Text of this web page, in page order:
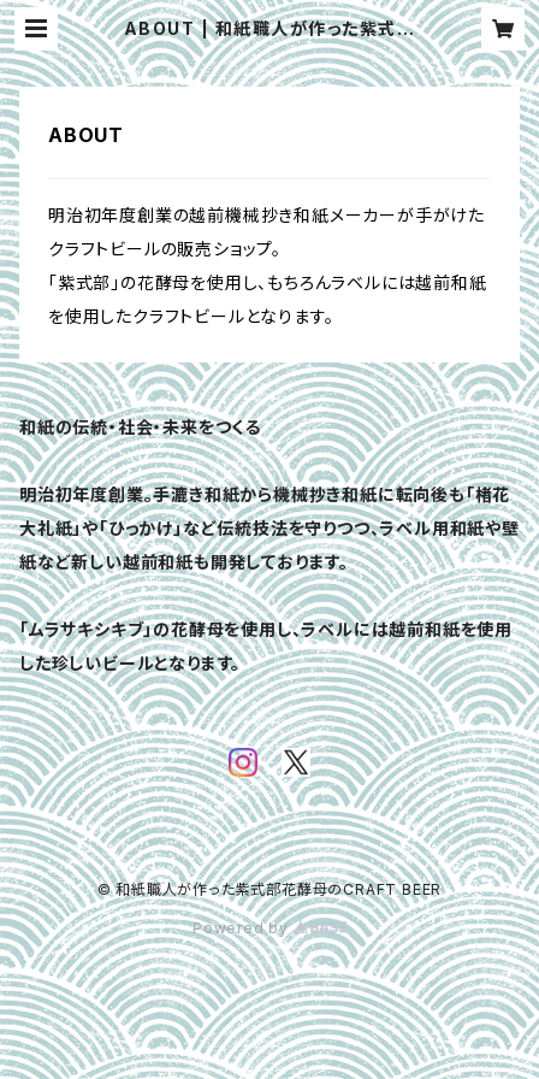
ABOUT | 和紙職人が作った紫式部
花酵母のCRAFT BEER
ABOUT
明治初年度創業の越前機械抄き和紙メーカーが手がけた
クラフトビールの販売ショップ。
「紫式部」の花酵母を使用し、もちろんラベルには越前和紙
を使用したクラフトビールとなります。
和紙の伝統・社会・未来をつくる
明治初年度創業。手漉き和紙から機械抄き和紙に転向後も「楮花
大礼紙」や「ひっかけ」など伝統技法を守りつつ、ラベル用和紙や壁
紙など新しい越前和紙も開発しております。
「ムラサキシキブ」の花酵母を使用し、ラベルには越前和紙を使用
した珍しいビールとなります。
© 和紙職人が作った紫式部花酵母のCRAFT BEER
Powered by